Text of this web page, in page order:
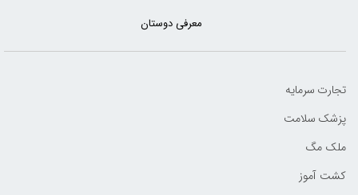
معرفی دوستان
تجارت سرمایه
پزشک سلامت
ملک مگ
کشت آموز